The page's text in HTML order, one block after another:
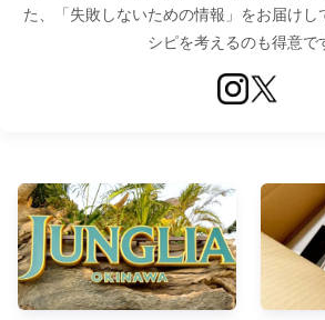
た、「失敗しないための情報」をお届けし
シピを考えるのも得意で